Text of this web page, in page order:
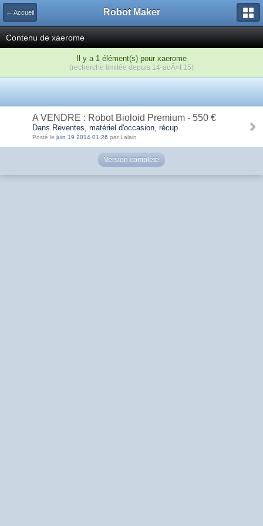
← Accueil Robot Maker
Contenu de xaerome
Il y a 1 élément(s) pour xaerome
(recherche limitée depuis 14-aoÃ»t 15)
A VENDRE : Robot Bioloid Premium - 550 €
Dans Reventes, matériel d'occasion, récup
Posté le juin 19 2014 01:26 par Lalain
Version complète